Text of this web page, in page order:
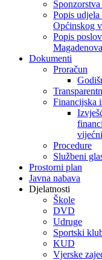
Popis
Općinskog
Popis
Dokumenti
Proračun
Financijska
Procedure
Službeni
Prostorni plan
Javna nabava
Djelatnosti
Škole
DVD
Udruge
Sportski
KUD
Vjerske